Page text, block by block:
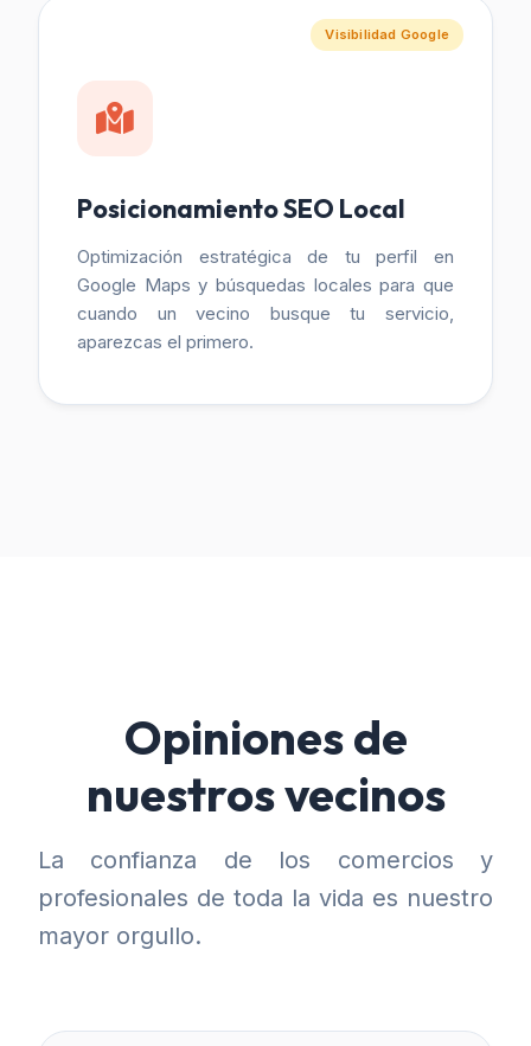
Visibilidad Google
Posicionamiento SEO Local
Optimización estratégica de tu perfil en
Google Maps y búsquedas locales para que
cuando un vecino busque tu servicio,
aparezcas el primero.
Opiniones de
nuestros vecinos
La confianza de los comercios y
profesionales de toda la vida es nuestro
mayor orgullo.